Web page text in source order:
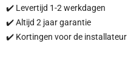
✔️ Levertijd 1-2 werkdagen
✔️ Altijd 2 jaar garantie
✔️ Kortingen voor de installateur